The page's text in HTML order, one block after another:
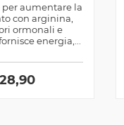
aumentare la
con arginina,
ormonali e
energia,...
28,90